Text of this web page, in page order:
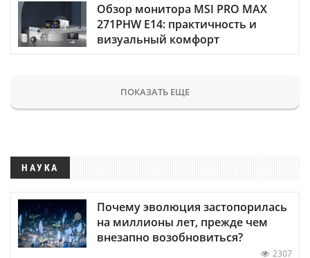
Обзор монитора MSI PRO MAX
271PHW E14: практичность и
визуальный комфорт
ПОКАЗАТЬ ЕЩЕ
НАУКА
Почему эволюция застопорилась
на миллионы лет, прежде чем
внезапно возобновиться?
2307